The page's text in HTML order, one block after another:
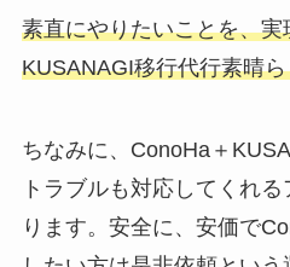
素直にやりたいことを、
KUSANAGI移行代行素晴
ちなみに、ConoHa＋
トラブルも対応してくれ
ります。安全に、安価で